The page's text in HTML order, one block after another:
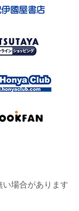
場合があります